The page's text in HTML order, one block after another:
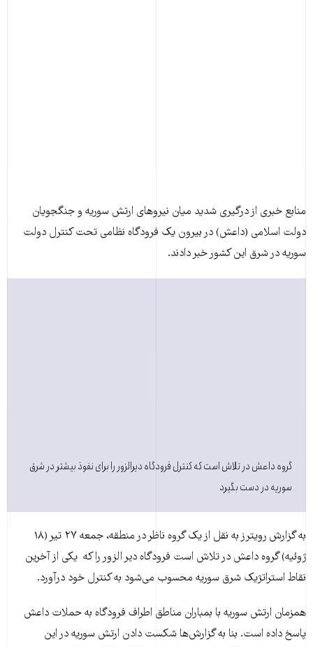
منابع خبری از درگيری شديد ميان نيروهای ارتش سوريه و جنگجويان
دولت اسلامی (داعش) در بيرون يک فرودگاه نظامی تحت کنترل دولت
سوريه در شرق اين کشور خبر دادند.
گروه داعش در تلاش است که کنترل فرودگاه دیرالزور را برای نفوذ بيشتر در شرق
سوريه در دست بگيرد
به گزارش رويترز به نقل از يک گروه ناظر در منطقه، جمعه ۲۷ تير (۱۸
ژوئيه) گروه داعش در تلاش است فرودگاه دير الزور را که يکی از آخرين
نقاط استراتژيک شرق سوريه محسوب می‌شود به کنترل خود درآورد.
همزمان ارتش سوريه با بمباران مناطق اطراف فرودگاه به حملات داعش
پاسخ داده است. بنا به گزارش‌ها شکست دادن ارتش سوريه در اين